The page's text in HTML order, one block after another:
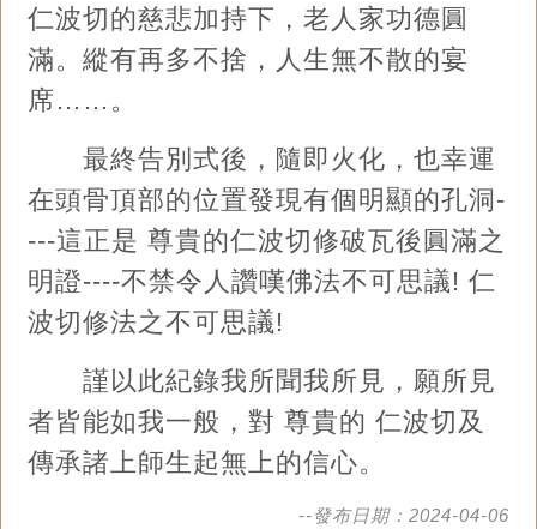
仁波切的慈悲加持下，老人家功德圓
滿。縱有再多不捨，人生無不散的宴
席……。
最終告別式後，隨即火化，也幸運
在頭骨頂部的位置發現有個明顯的孔洞-
---這正是 尊貴的仁波切修破瓦後圓滿之
明證----不禁令人讚嘆佛法不可思議! 仁
波切修法之不可思議!
謹以此紀錄我所聞我所見，願所見
者皆能如我一般，對 尊貴的 仁波切及
傳承諸上師生起無上的信心。
--發布日期：2024-04-06